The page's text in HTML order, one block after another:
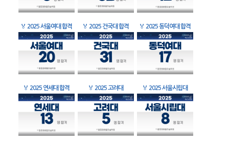
🏅 2025 서울여대 합격 🏅 2025 건국대 합격 🏅 2025 동덕여대 합격
🏅 2025 연세대 합격 🏅 2025 고려대 🏅 2025 서울시립대